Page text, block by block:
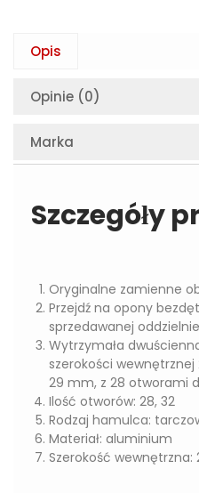
Opis
Opinie (0)
Marka
Szczegóły
Oryginalne zamienne
Przejdź na opony
sprzedawanej
Wytrzymała
szerokości
29 mm, z 28 otworami
Ilość otworów: 28, 32
Rodzaj hamulca:
Materiał: aluminium
Szerokość wewnętrzna: